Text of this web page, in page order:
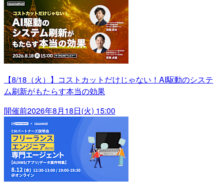
【8/18（火）】コストカットだけじゃない！AI駆動のシステ
ム刷新がもたらす本当の効果
開催前2026年8月18日(火) 15:00